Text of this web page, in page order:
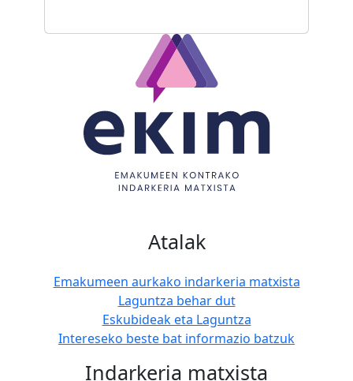
Atalak
Emakumeen aurkako indarkeria matxista
Laguntza behar dut
Eskubideak eta Laguntza
Intereseko beste bat informazio batzuk
Indarkeria matxista